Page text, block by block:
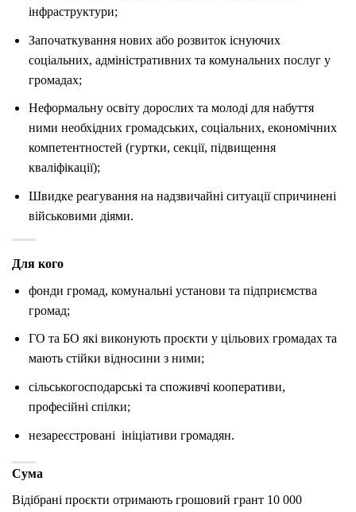
інфраструктури;
Започаткування нових або розвиток існуючих
соціальних, адміністративних та комунальних послуг у
громадах;
Неформальну освіту дорослих та молоді для набуття
ними необхідних громадських, соціальних, економічних
компетентностей (гуртки, секції, підвищення
кваліфікації);
Швидке реагування на надзвичайні ситуації спричинені
військовими діями.
Для кого
фонди громад, комунальні установи та підприємства
громад;
ГО та БО які виконують проєкти у цільових громадах та
мають стійки відносини з ними;
сільськогосподарські та споживчі кооперативи,
професійні спілки;
незареєстровані ініціативи громадян.
Сума
Відібрані проєкти отримають грошовий грант 10 000